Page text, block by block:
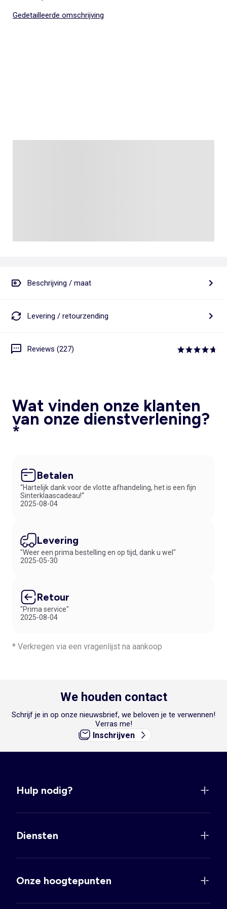
Gedetailleerde omschrijving
Beschrijving / maat
Levering / retourzending
Reviews (227)
Wat vinden onze klanten
van onze dienstverlening?
*
Betalen
“Hartelijk dank voor de vlotte afhandeling, het is een fijn
Sinterklaascadeau!“
2025-08-04
Levering
"Weer een prima bestelling en op tijd, dank u wel"
2025-05-30
Retour
"Prima service"
2025-08-04
* Verkregen via een vragenlijst na aankoop
We houden contact
Schrijf je in op onze nieuwsbrief, we beloven je te verwennen!
Verras me!
Inschrijven
Hulp nodig?
Diensten
Onze hoogtepunten